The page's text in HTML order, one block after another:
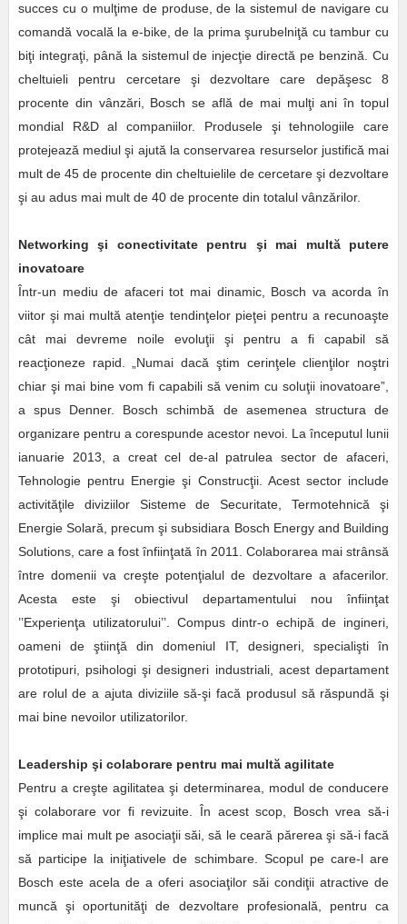
succes cu o mulţime de produse, de la sistemul de navigare cu
comandă vocală la e-bike, de la prima şurubelniţă cu tambur cu
biţi integraţi, până la sistemul de injecţie directă pe benzină. Cu
cheltuieli pentru cercetare şi dezvoltare care depăşesc 8
procente din vânzări, Bosch se află de mai mulţi ani în topul
mondial R&D al companiilor. Produsele şi tehnologiile care
protejează mediul şi ajută la conservarea resurselor justifică mai
mult de 45 de procente din cheltuielile de cercetare şi dezvoltare
şi au adus mai mult de 40 de procente din totalul vânzărilor.
Networking şi conectivitate pentru şi mai multă putere
inovatoare
Într-un mediu de afaceri tot mai dinamic, Bosch va acorda în
viitor şi mai multă atenţie tendinţelor pieţei pentru a recunoaşte
cât mai devreme noile evoluţii şi pentru a fi capabil să
reacţioneze rapid. „Numai dacă ştim cerinţele clienţilor noştri
chiar şi mai bine vom fi capabili să venim cu soluţii inovatoare”,
a spus Denner. Bosch schimbă de asemenea structura de
organizare pentru a corespunde acestor nevoi. La începutul lunii
ianuarie 2013, a creat cel de-al patrulea sector de afaceri,
Tehnologie pentru Energie şi Construcţii. Acest sector include
activităţile diviziilor Sisteme de Securitate, Termotehnică şi
Energie Solară, precum şi subsidiara Bosch Energy and Building
Solutions, care a fost înfiinţată în 2011. Colaborarea mai strânsă
între domenii va creşte potenţialul de dezvoltare a afacerilor.
Acesta este şi obiectivul departamentului nou înfiinţat
’’Experienţa utilizatorului’’. Compus dintr-o echipă de ingineri,
oameni de ştiinţă din domeniul IT, designeri, specialişti în
prototipuri, psihologi şi designeri industriali, acest departament
are rolul de a ajuta diviziile să-şi facă produsul să răspundă şi
mai bine nevoilor utilizatorilor.
Leadership şi colaborare pentru mai multă agilitate
Pentru a creşte agilitatea şi determinarea, modul de conducere
şi colaborare vor fi revizuite. În acest scop, Bosch vrea să-i
implice mai mult pe asociaţii săi, să le ceară părerea şi să-i facă
să participe la iniţiativele de schimbare. Scopul pe care-l are
Bosch este acela de a oferi asociaţilor săi condiţii atractive de
muncă şi oportunităţi de dezvoltare profesională, pentru ca